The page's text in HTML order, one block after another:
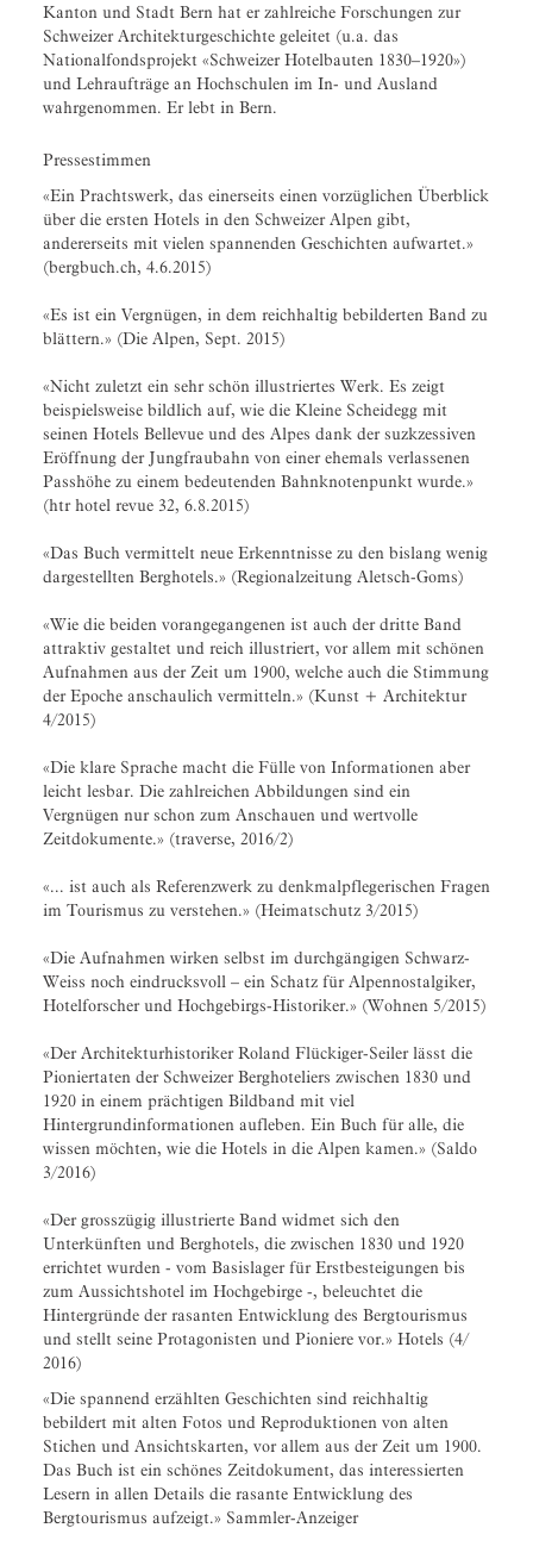
Kanton und Stadt Bern hat er zahlreiche Forschungen zur
Schweizer Architekturgeschichte geleitet (u.a. das
Nationalfondsprojekt «Schweizer Hotelbauten 1830–1920»)
und Lehraufträge an Hochschulen im In- und Ausland
wahrgenommen. Er lebt in Bern.
Pressestimmen
«Ein Prachtswerk, das einerseits einen vorzüglichen Überblick
über die ersten Hotels in den Schweizer Alpen gibt,
andererseits mit vielen spannenden Geschichten aufwartet.»
(bergbuch.ch, 4.6.2015)
«Es ist ein Vergnügen, in dem reichhaltig bebilderten Band zu
blättern.» (Die Alpen, Sept. 2015)
«Nicht zuletzt ein sehr schön illustriertes Werk. Es zeigt
beispielsweise bildlich auf, wie die Kleine Scheidegg mit
seinen Hotels Bellevue und des Alpes dank der suzkzessiven
Eröffnung der Jungfraubahn von einer ehemals verlassenen
Passhöhe zu einem bedeutenden Bahnknotenpunkt wurde.»
(htr hotel revue 32, 6.8.2015)
«Das Buch vermittelt neue Erkenntnisse zu den bislang wenig
dargestellten Berghotels.» (Regionalzeitung Aletsch-Goms)
«Wie die beiden vorangegangenen ist auch der dritte Band
attraktiv gestaltet und reich illustriert, vor allem mit schönen
Aufnahmen aus der Zeit um 1900, welche auch die Stimmung
der Epoche anschaulich vermitteln.» (Kunst + Architektur
4/2015)
«Die klare Sprache macht die Fülle von Informationen aber
leicht lesbar. Die zahlreichen Abbildungen sind ein
Vergnügen nur schon zum Anschauen und wertvolle
Zeitdokumente.» (traverse, 2016/2)
«... ist auch als Referenzwerk zu denkmalpflegerischen Fragen
im Tourismus zu verstehen.» (Heimatschutz 3/2015)
«Die Aufnahmen wirken selbst im durchgängigen Schwarz-
Weiss noch eindrucksvoll – ein Schatz für Alpennostalgiker,
Hotelforscher und Hochgebirgs-Historiker.» (Wohnen 5/2015)
«Der Architekturhistoriker Roland Flückiger-Seiler lässt die
Pioniertaten der Schweizer Berghoteliers zwischen 1830 und
1920 in einem prächtigen Bildband mit viel
Hintergrundinformationen aufleben. Ein Buch für alle, die
wissen möchten, wie die Hotels in die Alpen kamen.» (Saldo
3/2016)
«Der grosszügig illustrierte Band widmet sich den
Unterkünften und Berghotels, die zwischen 1830 und 1920
errichtet wurden - vom Basislager für Erstbesteigungen bis
zum Aussichtshotel im Hochgebirge -, beleuchtet die
Hintergründe der rasanten Entwicklung des Bergtourismus
und stellt seine Protagonisten und Pioniere vor.» Hotels (4/
2016)
«Die spannend erzählten Geschichten sind reichhaltig
bebildert mit alten Fotos und Reproduktionen von alten
Stichen und Ansichtskarten, vor allem aus der Zeit um 1900.
Das Buch ist ein schönes Zeitdokument, das interessierten
Lesern in allen Details die rasante Entwicklung des
Bergtourismus aufzeigt.» Sammler-Anzeiger